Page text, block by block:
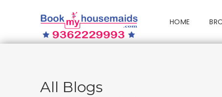
HOME
All Blogs